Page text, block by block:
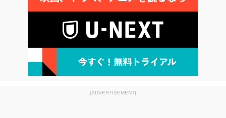
[ADVERTISEMENT]